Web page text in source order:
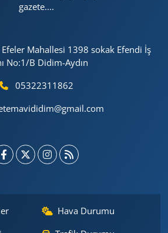
gazete....
Mahallesi 1398 sokak Efendi İş
No:1/B Didim-Aydın
05322311862
Hava Durumu